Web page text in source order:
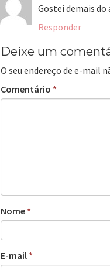
Gostei demais do
Responder
Deixe um
O seu endereço de e-mail
Comentário *
Nome *
E-mail *